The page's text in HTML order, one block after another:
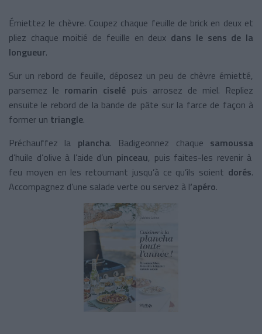
Émiettez le chèvre. Coupez chaque feuille de brick en deux et
pliez chaque moitié de feuille en deux dans le sens de la
longueur.
Sur un rebord de feuille, déposez un peu de chèvre émietté,
parsemez le romarin ciselé puis arrosez de miel. Repliez
ensuite le rebord de la bande de pâte sur la farce de façon à
former un triangle.
Préchauffez la plancha. Badigeonnez chaque samoussa
d’huile d’olive à l’aide d’un pinceau, puis faites-les revenir à
feu moyen en les retournant jusqu’à ce qu’ils soient dorés.
Accompagnez d’une salade verte ou servez à l’apéro.